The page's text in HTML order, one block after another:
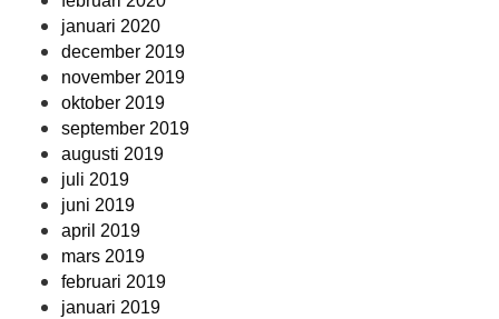
januari 2020
december 2019
november 2019
oktober 2019
september 2019
augusti 2019
juli 2019
juni 2019
april 2019
mars 2019
februari 2019
januari 2019